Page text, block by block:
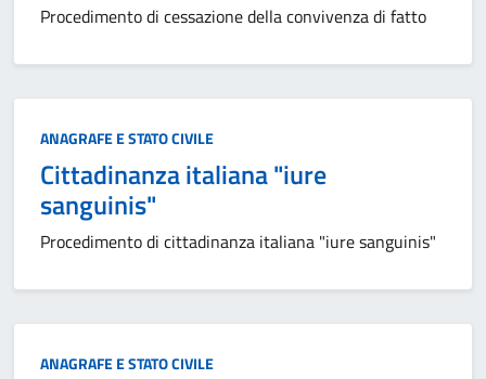
Procedimento di cessazione della convivenza di fatto
Categoria:
ANAGRAFE E STATO CIVILE
Cittadinanza italiana "iure
sanguinis"
Procedimento di cittadinanza italiana "iure sanguinis"
Categoria:
ANAGRAFE E STATO CIVILE